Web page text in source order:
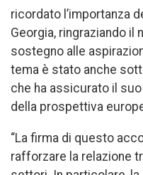
ricordato l’importanza
Georgia, ringraziando il
sostegno alle
tema è stato anche
che ha assicurato il
della prospettiva
“La firma di questo
rafforzare la relazione